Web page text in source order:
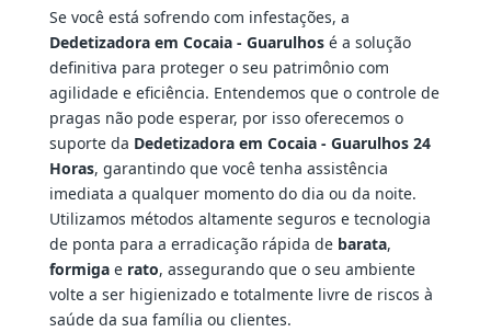
Se você está sofrendo com infestações, a
Dedetizadora em Cocaia - Guarulhosé a solução
definitiva para proteger o seu patrimônio com
agilidade e eficiência. Entendemos que o controle de
pragas não pode esperar, por isso oferecemos o
suporte da Dedetizadora em Cocaia - Guarulhos 24
Horas, garantindo que você tenha assistência
imediata a qualquer momento do dia ou da noite.
Utilizamos métodos altamente seguros e tecnologia
de ponta para a erradicação rápida de barata,
formigae rato, assegurando que o seu ambiente
volte a ser higienizado e totalmente livre de riscos à
saúde da sua família ou clientes.